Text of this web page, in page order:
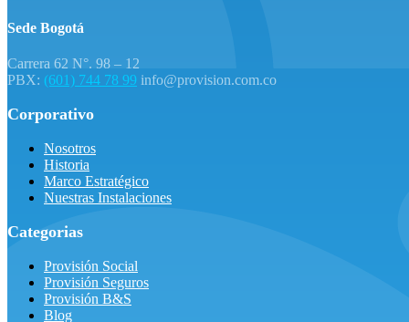
Sede Bogotá
Carrera 62 N°. 98 – 12
PBX: (601) 744 78 99 info@provision.com.co
Corporativo
Nosotros
Historia
Marco Estratégico
Nuestras Instalaciones
Categorias
Provisión Social
Provisión Seguros
Provisión B&S
Blog